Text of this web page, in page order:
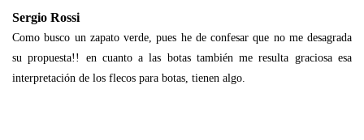
Sergio Rossi
Como busco un zapato verde, pues he de confesar que no me desagrada
su propuesta!! en cuanto a las botas también me resulta graciosa esa
interpretación de los flecos para botas, tienen algo.